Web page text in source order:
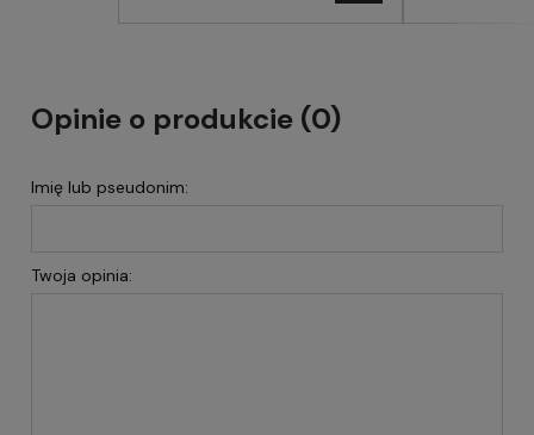
Opinie o produkcie (0)
Imię lub pseudonim:
Twoja opinia: